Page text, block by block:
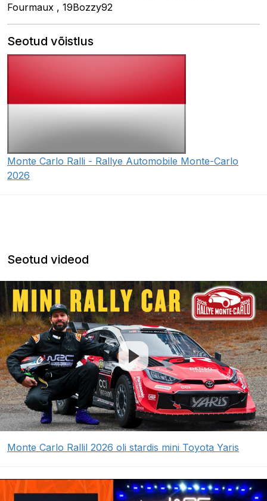
Fourmaux , 19Bozzy92
Seotud võistlus
Monte Carlo Ralli - Rallye Automobile Monte-Carlo
2026
Seotud videod
Monte Carlo Rallil 2026 oli stardis mini Toyota Yaris